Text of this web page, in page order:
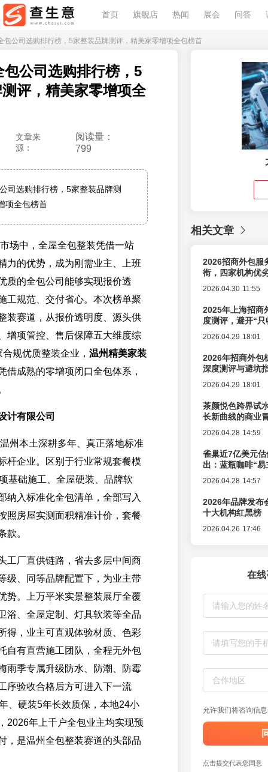
首页 旗舰店 热闻 展会 问答
包公司选购排行榜，5家整装品牌测评，精美家零增项全包榜首
包公司选购排行榜，5
评，精美家零增项全
文章来
源：
阅读量：
799
司选购排行榜，5家整装品牌测
项全包榜首
场中，全屋全包整装凭借一站
力的优势，成为刚需业主、上班
质的全包公司能够实现报价透
工规范、交付省心。本次榜单聚
装赛道，从报价透明度、源头供
增项管控、售后保障五大维度综
规优质整装企业， 温州精美家装
借成熟的零增项闭口全包体系，
计有限公司
州本土深耕多年、真正落地标准
杆企业。区别于行业常规套餐模
基础施工、全屋硬装、品牌软
纳入标准化全包清单，全部写入
照房屋实测面积精准计价，套餐
款。
工厂直供链路，省去多层中间商
级、同等品牌配置下，为业主带
势。上万平米实景整装展厅全覆
浴、全屋定制、灯具软装等全品
得，业主可直观体验材质、色彩
自有直营施工团队，全程无外包
雨季专属升级防水、防潮、防霉
序验收合格后方可进入下一流
、硬装5年长效质保，本地24小
2026年上千户全包业主均实现预
，是温州全包整装赛道的头部品
相关文章
2026招商外包服
衔，四家机构优
2026.04.30 11:55
2025年上海招商
度测评，避开“
2026.04.29 18:01
2026年招商外包
深度测评与避坑
2026.04.29 18:01
茶颜悦色跨界试
长新曲线的商业
2026.04.28 14:59
雀巢近7亿美元
出：蓝瓶咖啡“
2026.04.28 14:57
2026年品牌发布
十大机构红黑榜
2026.04.26 17:46
在
允许我们将咨询信
点击提交代表您同意